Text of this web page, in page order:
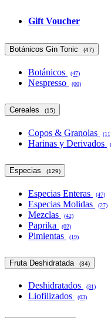
Gift Voucher
Botánicos Gin Tonic (47)
Botánicos (47)
Nespresso (00)
Cereales (15)
Copos & Granolas
Harinas y Derivados
Especias (129)
Especias Enteras (47)
Especias Molidas (27)
Mezclas (42)
Paprika (02)
Pimientas (19)
Fruta Deshidratada (34)
Deshidratados (31)
Liofilizados (03)